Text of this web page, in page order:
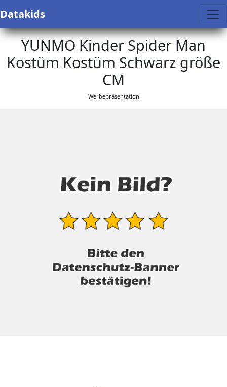
Datakids
YUNMO Kinder Spider Man
Kostüm Kostüm Schwarz größe
CM
Werbepräsentation